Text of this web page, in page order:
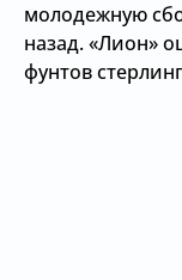
молодежную
назад. «Лион»
фунтов